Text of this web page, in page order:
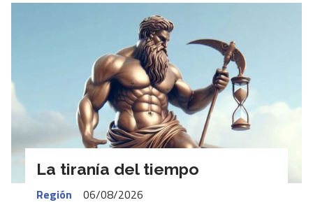
La tiranía del tiempo
Región
06/08/2026